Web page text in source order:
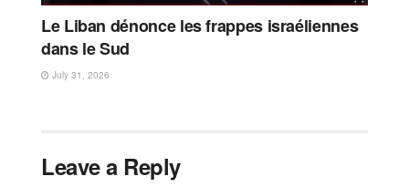
Le Liban dénonce les frappes israéliennes
dans le Sud
July 31, 2026
Leave a Reply